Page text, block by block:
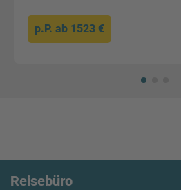
p.P. ab 1523 €
Reisebüro